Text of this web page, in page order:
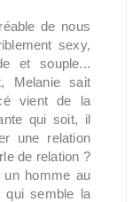
de nous
sexy,
et souple...
Melanie sait
vient de la
qui soit, il
une relation
de relation ?
un homme au
qui semble la